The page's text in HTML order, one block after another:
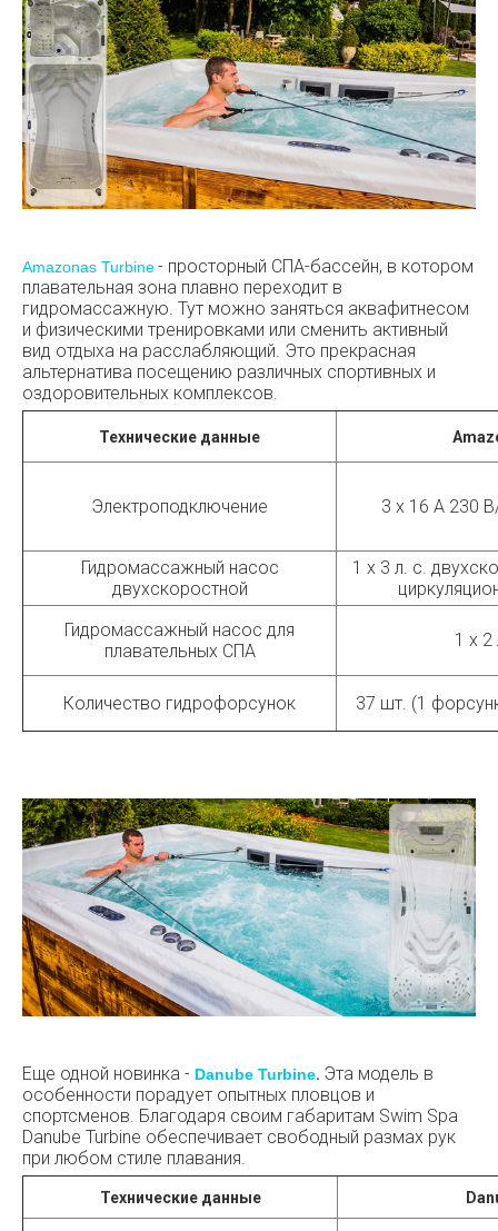
Amazonas Turbine- просторный СПА-бассейн, в котором
плавательная зона плавно переходит в
гидромассажную. Тут можно заняться аквафитнесом
и физическими тренировками или сменить активный
вид отдыха на расслабляющий. Это прекрасная
альтернатива посещению различных спортивных и
оздоровительных комплексов.
Технические данные
Электроподключение 3 x 16 А 230
Гидромассажный насос
двухскоростной
1 x 3 л. с.
Гидромассажный насос для
плавательных СПА
1 x 2
Количество гидрофорсунок 37 шт. (1
Еще одной новинка - Danube Turbine. Эта модель в
особенности порадует опытных пловцов и
спортсменов. Благодаря своим габаритам Swim Spa
Danube Turbine обеспечивает свободный размах рук
при любом стиле плавания.
Технические данные